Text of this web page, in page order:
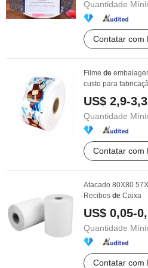
Quantidade
Contatar com
Filme de
custo para
US$ 2,9-3,3
Quantidade
Contatar com
Atacado 80X80
Recibos de Caixa
US$ 0,05-
Quantidade
Contatar com